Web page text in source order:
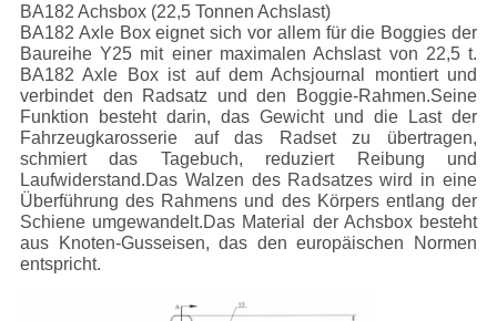
BA182 Achsbox (22,5 Tonnen Achslast)
BA182 Axle Box eignet sich vor allem für die Boggies der
Baureihe Y25 mit einer maximalen Achslast von 22,5 t.
BA182 Axle Box ist auf dem Achsjournal montiert und
verbindet den Radsatz und den Boggie-Rahmen.Seine
Funktion besteht darin, das Gewicht und die Last der
Fahrzeugkarosserie auf das Radset zu übertragen,
schmiert das Tagebuch, reduziert Reibung und
Laufwiderstand.Das Walzen des Radsatzes wird in eine
Überführung des Rahmens und des Körpers entlang der
Schiene umgewandelt.Das Material der Achsbox besteht
aus Knoten-Gusseisen, das den europäischen Normen
entspricht.